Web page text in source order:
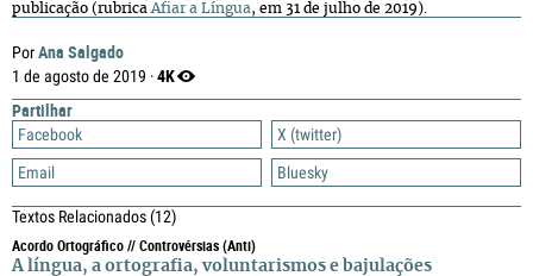
PorAna Salgado
1 de agosto de 2019 ·4K
Partilhar
Facebook
X (twitter)
Email
Bluesky
Textos Relacionados(12)
Acordo Ortográfico // Controvérsias (anti)
A língua, a ortografia, voluntarismos e bajulações
publicação (rubrica Afiar a Língua, em 31 de julho de 2019).